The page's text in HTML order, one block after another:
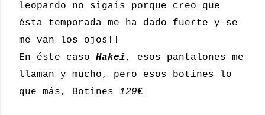
leopardo no sigais porque creo que
ésta temporada me ha dado fuerte y se
me van los ojos!!
En éste caso Hakei, esos pantalones me
llaman y mucho, pero esos botines lo
que más, Botines 129€